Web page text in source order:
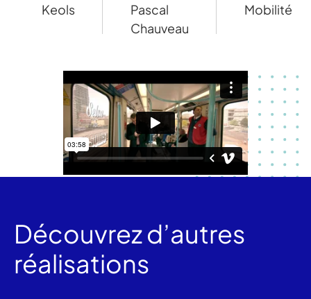
Keols
Pascal
Chauveau
Mobilité
Découvrez d’autres
réalisations